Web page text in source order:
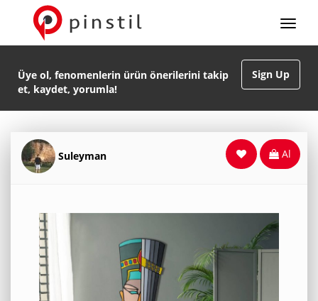
Sign Up
Üye ol, fenomenlerin ürün önerilerini takip
et, kaydet, yorumla!
Suleyman Al